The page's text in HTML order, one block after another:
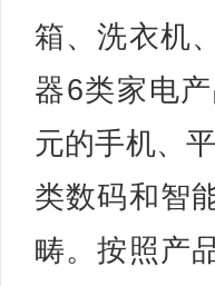
箱、洗衣机
器6类家电
元的手机、
类数码和智
畴。按照产